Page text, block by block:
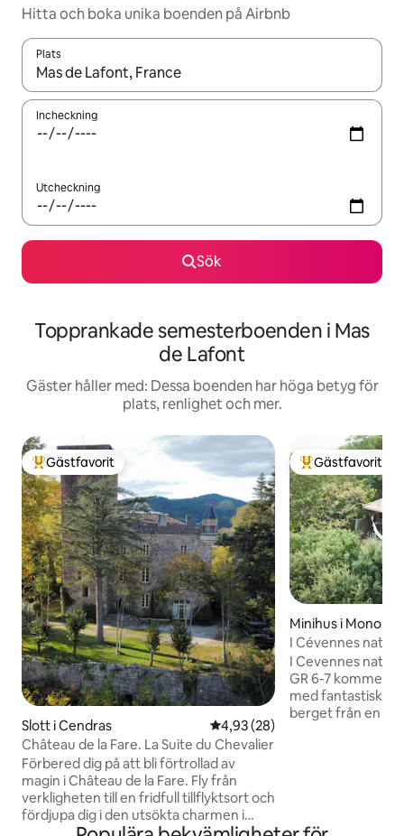
Hitta och boka unika boenden på Airbnb
Plats
När resultaten är tillgängliga kan du navigera med upp- och
Incheckning
Utcheckning
Sök
Topprankade semesterboenden i Mas
de Lafont
Gäster håller med: Dessa boenden har höga betyg för
plats, renlighet och mer.
Populär gästfavorit
Gästfavorit
Slott i Cendras 4,93 av 5 i genomsnittligt
4,93 (28)
Château de la Fare. La Suite du Chevalier
Förbered dig på att bli förtrollad av
magin i Château de la Fare. Fly från
verkligheten till en fridfull tillflyktsort och
fördjupa dig i den utsökta charmen i
slottet, som ligger i den härliga
Populär
Gästfavorit
Minihus i
I Cévennes
I Cevennes
GR 6-7 kommer
med fantastisk
berget från en